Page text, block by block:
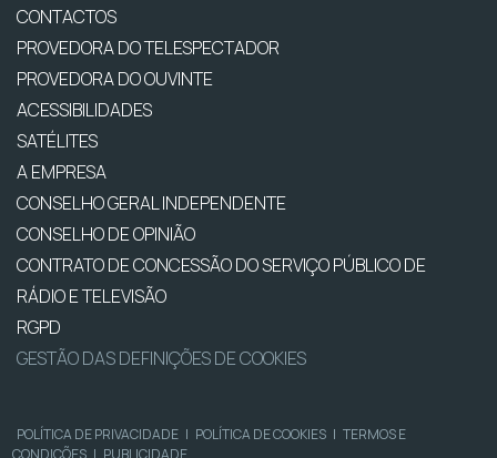
CONTACTOS
PROVEDORA DO TELESPECTADOR
PROVEDORA DO OUVINTE
ACESSIBILIDADES
SATÉLITES
A EMPRESA
CONSELHO GERAL INDEPENDENTE
CONSELHO DE OPINIÃO
CONTRATO DE CONCESSÃO DO SERVIÇO PÚBLICO DE
RÁDIO E TELEVISÃO
RGPD
GESTÃO DAS DEFINIÇÕES DE COOKIES
POLÍTICA DE PRIVACIDADE | POLÍTICA DE COOKIES | TERMOS E
CONDIÇÕES | PUBLICIDADE